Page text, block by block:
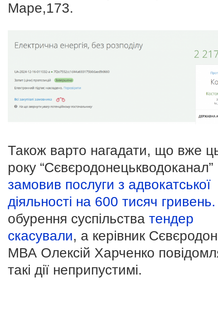
Маре,173.
Також варто нагадати, що вже
року “Сєвєродонецькводоканал”
замовив послуги з адвокатської
діяльності на 600 тисяч
обурення суспільства тендер
скасували, а керівник
МВА Олексій Харченко
такі дії неприпустимі.